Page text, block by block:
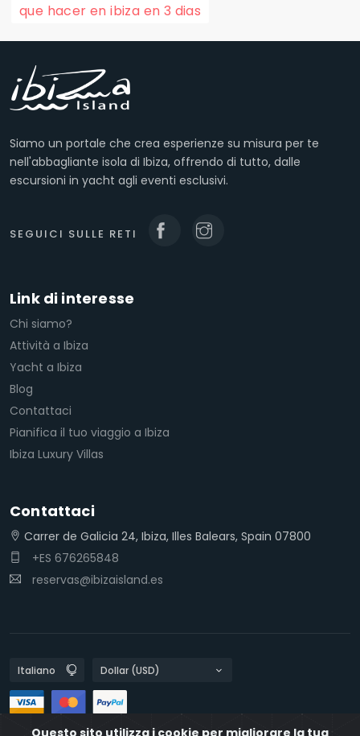
que hacer en ibiza en 3 dias
Siamo un portale che crea esperienze su misura per te
nell'abbagliante isola di Ibiza, offrendo di tutto, dalle
escursioni in yacht agli eventi esclusivi.
SEGUICI SULLE RETI
Link di interesse
Chi siamo?
Attività a Ibiza
Yacht a Ibiza
Blog
Contattaci
Pianifica il tuo viaggio a Ibiza
Ibiza Luxury Villas
Contattaci
Carrer de Galicia 24, Ibiza, Illes Balears, Spain 07800
+ES 676265848
reservas@ibizaisland.es
Questo sito utilizza i cookie per migliorare la tua